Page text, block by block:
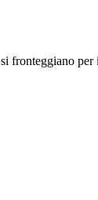
fronteggiano